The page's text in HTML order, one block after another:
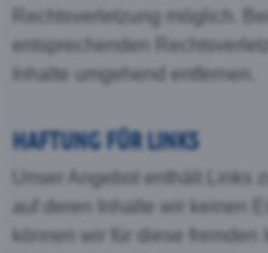
Rechtsverletzung möglich.
entsprechenden
Inhalte umgehend entfernen.
HAFTUNG FÜR LINKS
Unser Angebot enthält Links
auf deren Inhalte wir keinen
können wir für diese fremden